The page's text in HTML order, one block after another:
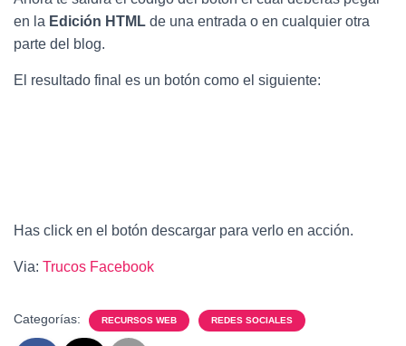
en la Edición HTML de una entrada o en cualquier otra
parte del blog.
El resultado final es un botón como el siguiente:
Has click en el botón descargar para verlo en acción.
Via: Trucos Facebook
Categorías: RECURSOS WEB REDES SOCIALES